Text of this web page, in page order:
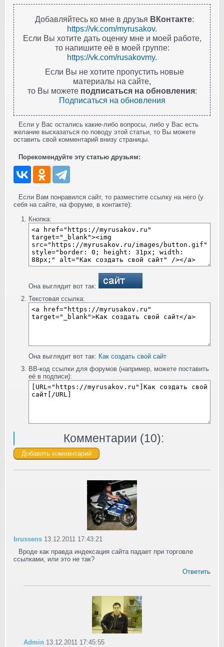
Добавляйтесь ко мне в друзья ВКонтакте:
https://vk.com/myrusakov.
Если Вы хотите дать оценку мне и моей работе,
то напишите её в моей группе:
https://vk.com/rusakovmy.
Если Вы не хотите пропустить новые
материалы на сайте,
то Вы можете подписаться на обновления:
Подписаться на обновления
Если у Вас остались какие-либо вопросы, либо у Вас есть
желание высказаться по поводу этой статьи, то Вы можете
оставить свой комментарий внизу страницы.
Порекомендуйте эту статью друзьям:
Если Вам понравился сайт, то разместите ссылку на него (у
себя на сайте, на форуме, в контакте):
Кнопка:
Она выглядит вот так:
Текстовая ссылка:
Она выглядит вот так: Как создать свой сайт
BB-код ссылки для форумов (например, можете поставить
её в подписи):
Комментарии (10):
brussens 13.12.2011 17:43:21
Вроде как правда индексация сайта падает при торговле
ссылками, или это не так?
Ответить
Admin 13.12.2011 17:45:55